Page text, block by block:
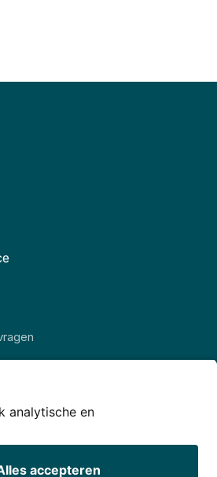
Projects BV. 2026